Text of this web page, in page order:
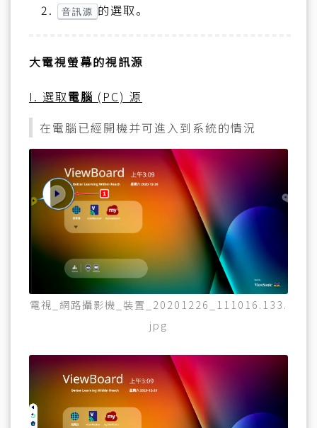
音訊源 的選取。
大電視螢幕的視訊源
I. 選取電腦 (PC) 源
在電腦已經開機并可進入到系統的情況
電視_網路攝影機_裝置_20201226_111016.133.
jpg